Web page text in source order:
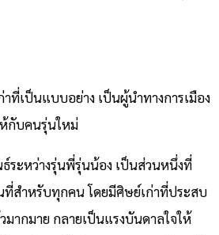
ที่เป็นแบบอย่าง เป็นผู้นำทางการเมือง
ห้กับคนรุ่นใหม่
ระหว่างรุ่นพี่รุ่นน้อง เป็นส่วนหนึ่งที่
ที่สำหรับทุกคน โดยมีศิษย์เก่าที่ประสบ
มากมาย กลายเป็นแรงบันดาลใจให้